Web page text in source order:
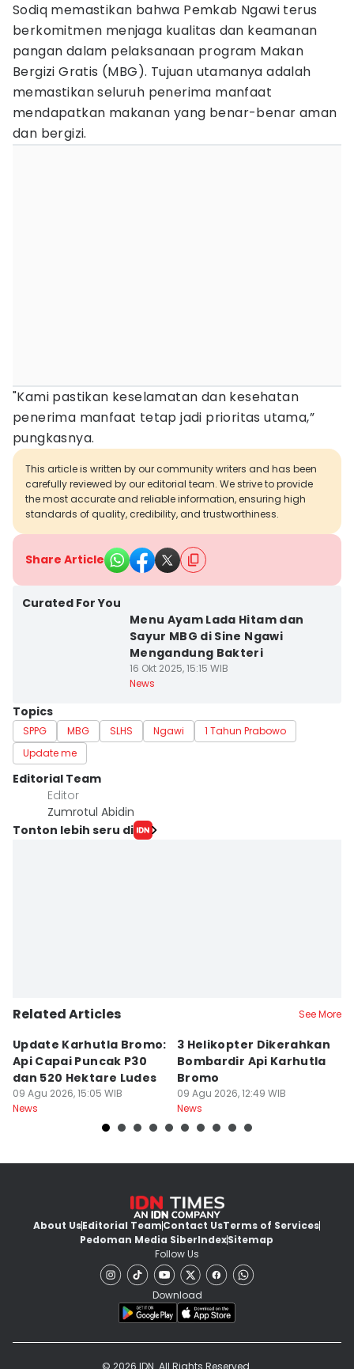
Sodiq memastikan bahwa Pemkab Ngawi terus
berkomitmen menjaga kualitas dan keamanan
pangan dalam pelaksanaan program Makan
Bergizi Gratis (MBG). Tujuan utamanya adalah
memastikan seluruh penerima manfaat
mendapatkan makanan yang benar-benar aman
dan bergizi.
"Kami pastikan keselamatan dan kesehatan
penerima manfaat tetap jadi prioritas utama,”
pungkasnya.
This article is written by our community writers and has been
carefully reviewed by our editorial team. We strive to provide
the most accurate and reliable information, ensuring high
standards of quality, credibility, and trustworthiness.
Share Article
Curated For You
Menu Ayam Lada Hitam dan
Sayur MBG di Sine Ngawi
Mengandung Bakteri
16 Okt 2025, 15:15 WIB
News
Topics
SPPG MBG SLHS Ngawi
1 Tahun Prabowo
Update me
Editorial Team
Editor
Zumrotul Abidin
Tonton lebih seru di
Related Articles See More
Update Karhutla Bromo:
Api Capai Puncak P30
dan 520 Hektare Ludes
09 Agu 2026, 15:05 WIB
News
3 Helikopter Dikerahkan
Bombardir Api Karhutla
Bromo
09 Agu 2026, 12:49 WIB
News
About UsEditorial TeamContact UsTerms of Services
Pedoman Media SiberIndexSitemap
Follow Us
Download
© 2026 IDN. All Rights Reserved.